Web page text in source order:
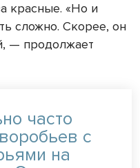
красные. «Но и
сложно. Скорее, он
— продолжает
часто
с
на